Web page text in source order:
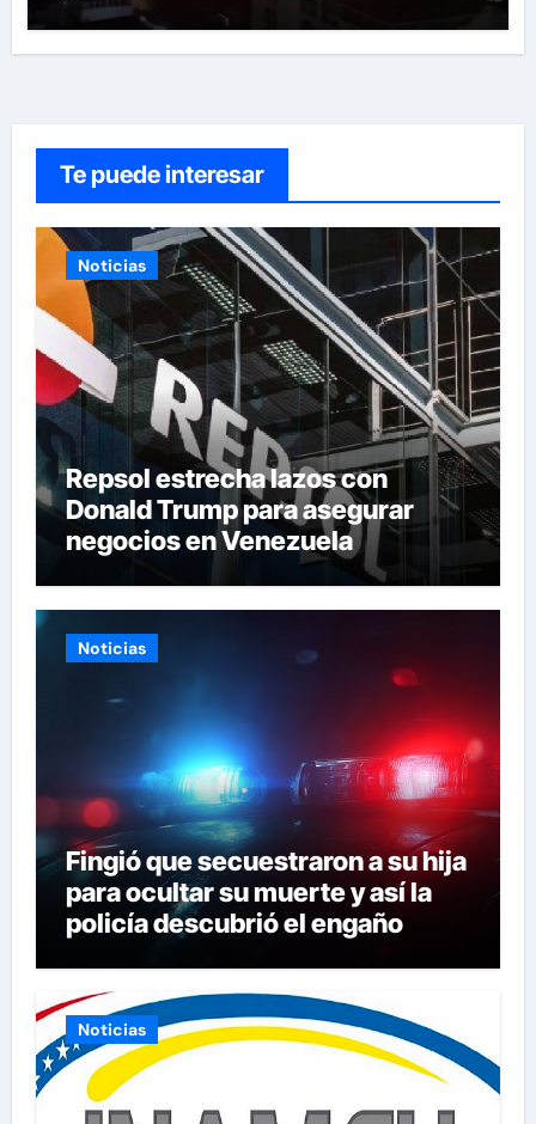
Te puede interesar
Noticias
Repsol estrecha lazos con
Donald Trump para asegurar
negocios en Venezuela
Noticias
Fingió que secuestraron a su hija
para ocultar su muerte y así la
policía descubrió el engaño
Noticias